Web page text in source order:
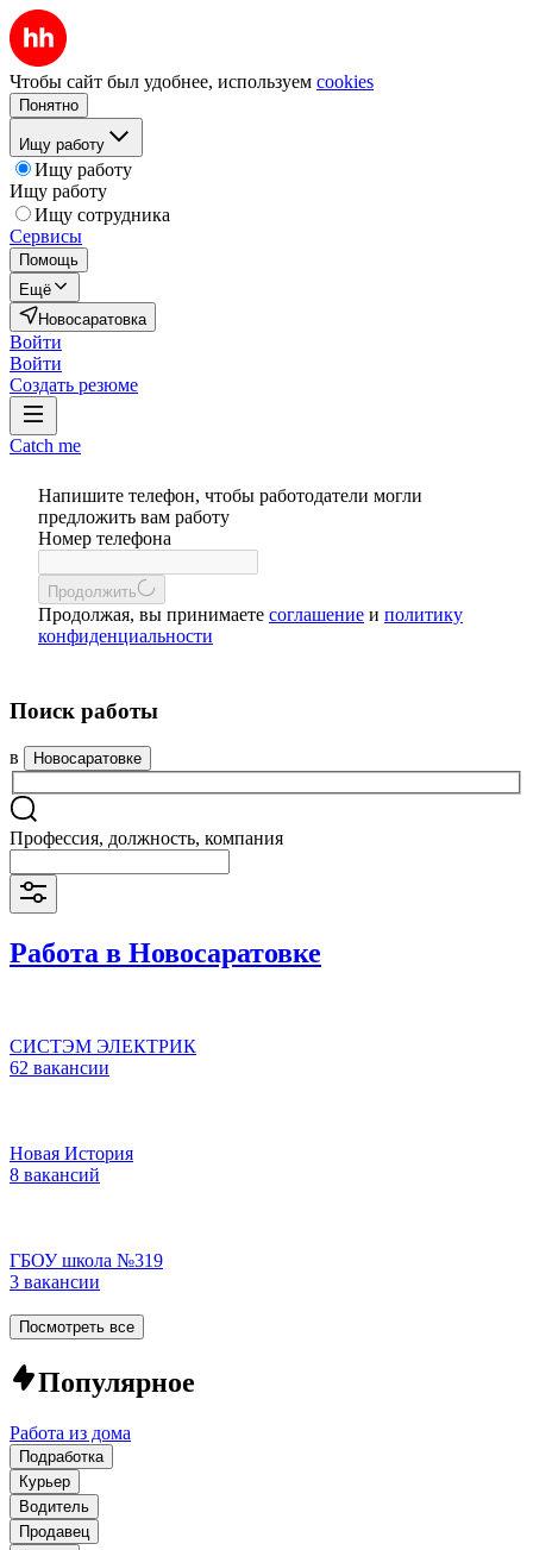
Чтобы сайт был удобнее, используем cookies
Понятно
Ищу работу
Ищу работу
Ищу работу
Ищу сотрудника
Сервисы
Помощь
Ещё
Новосаратовка
Войти
Войти
Создать резюме
Catch me
Напишите телефон, чтобы работодатели могли
предложить вам работу
Номер телефона
Продолжить
Продолжая, вы принимаете соглашение и политику
конфиденциальности
Поиск работы
в Новосаратовке
Профессия, должность, компания
Работа в Новосаратовке
СИСТЭМ ЭЛЕКТРИК
62 вакансии
Новая История
8 вакансий
ГБОУ школа №319
3 вакансии
Посмотреть все
Популярное
Работа из дома
Подработка
Курьер
Водитель
Продавец